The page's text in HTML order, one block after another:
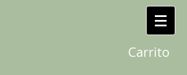
Carrito